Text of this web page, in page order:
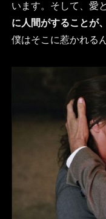
います。そして、愛
に人間がすることが
僕はそこに惹かれる